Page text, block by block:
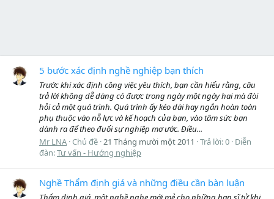
5 bước xác định nghề nghiệp bạn thích
Trước khi xác định công việc yêu thích, bạn cần hiểu rằng, câu
trả lời không dễ dàng có được trong ngày một ngày hai mà đòi
hỏi cả một quá trình. Quá trình ấy kéo dài hay ngắn hoàn toàn
phụ thuộc vào nỗ lực và kế hoạch của bạn, vào tâm sức bạn
dành ra để theo đuổi sự nghiệp mơ ước. Điều...
Mr LNA Chủ đề 21 Tháng mười một 2011 Trả lời: 0 Diễn
đàn:Tư vấn - Hướng nghiệp
Nghề Thẩm định giá và những điều cần bàn luận